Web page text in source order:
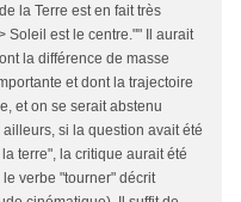
la Terre est en fait très
Soleil est le centre."" Il aurait
la différence de masse
et dont la trajectoire
et on se serait abstenu
si la question avait été
terre", la critique aurait été
verbe "tourner" décrit